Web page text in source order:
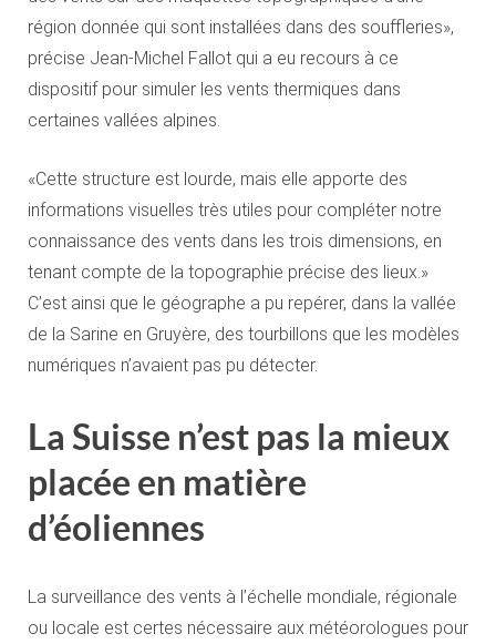
région donnée qui sont installées dans des souffleries»,
précise Jean-Michel Fallot qui a eu recours à ce
dispositif pour simuler les vents thermiques dans
certaines vallées alpines.
«Cette structure est lourde, mais elle apporte des
informations visuelles très utiles pour compléter notre
connaissance des vents dans les trois dimensions, en
tenant compte de la topographie précise des lieux.»
C’est ainsi que le géographe a pu repérer, dans la vallée
de la Sarine en Gruyère, des tourbillons que les modèles
numériques n’avaient pas pu détecter.
La Suisse n’est pas la mieux
placée en matière
d’éoliennes
La surveillance des vents à l’échelle mondiale, régionale
ou locale est certes nécessaire aux météorologues pour